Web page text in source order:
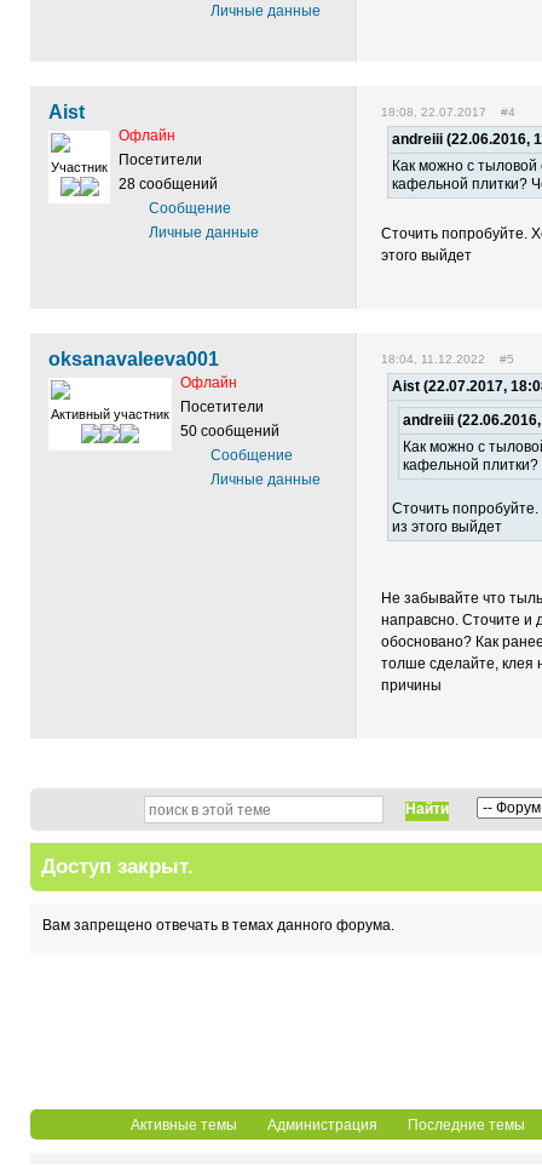
Личные данные
Aist
Участник
Офлайн
Посетители
28 сообщений
Сообщение
Личные данные
18:08, 22.07.2017 #4
andreiii (22.06.2016,
Как можно с
кафельной плитки?
Сточить попробуйте.
этого выйдет
oksanavaleeva001
Активный участник
Офлайн
Посетители
50 сообщений
Сообщение
Личные данные
18:04, 11.12.2022 #5
Aist (22.07.2017,
andreiii
Как можно с
кафельной
Сточить
из этого выйдет
Не забывайте что
направсно. Сточите и
обосновано? Как
толше сделайте, клея
причины
Найти
Доступ закрыт.
Вам запрещено отвечать в темах данного форума.
Активные темы Администрация Последние темы